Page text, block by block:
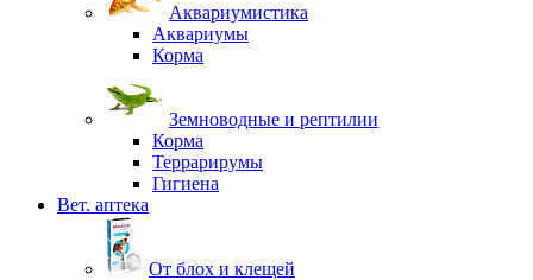
Аквариумистика
Аквариумы
Корма
Земноводные и рептилии
Корма
Террарирумы
Гигиена
Вет. аптека
От блох и клещей